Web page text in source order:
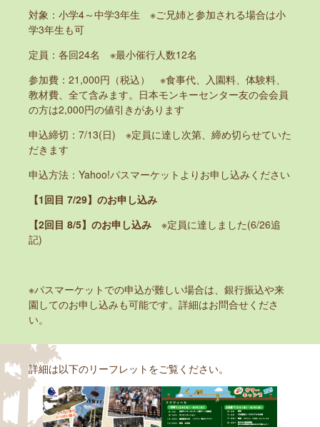
対象：小学4～中学3年生 ※ご兄姉と参加される場合は小
学3年生も可
定員：各回24名 ※最小催行人数12名
参加費：21,000円（税込） ※食事代、入園料、体験料、
教材費、全て含みます。日本モンキーセンター友の会会員
の方は2,000円の値引きがあります
申込締切：7/13(日) ※定員に達し次第、締め切らせていた
だきます
申込方法：Yahoo!パスマーケットよりお申し込みください
【1回目 7/29】のお申し込み
【2回目 8/5】のお申し込み ※定員に達しました(6/26追
記)
※パスマーケットでの申込が難しい場合は、銀行振込や来
園してのお申し込みも可能です。詳細はお問合せくださ
い。
詳細は以下のリーフレットをご覧ください。